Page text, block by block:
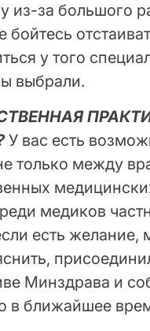
из-за большого
бойтесь
у того
выбрали.
У вас есть
только между
медиков
есть желание,
Минздрава и
в ближайшее